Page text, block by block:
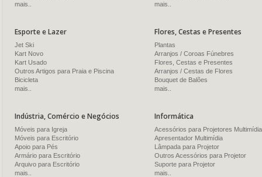
mais..
mais..
Esporte e Lazer
Jet Ski
Kart Novo
Kart Usado
Outros Artigos para Praia e Piscina
Bicicleta
mais..
Flores, Cestas e Presentes
Plantas
Arranjos / Coroas Fúnebres
Flores, Cestas e Presentes
Arranjos / Cestas de Flores
Bouquet de Balões
mais..
Indústria, Comércio e Negócios
Móveis para Igreja
Móveis para Escritório
Apoio para Pés
Armário para Escritório
Arquivo para Escritório
mais..
Informática
Acessórios para Projetores Multimídia
Apresentador Multimídia
Lâmpada para Projetor
Outros Acessórios para Projetor
Suporte para Projetor
mais..